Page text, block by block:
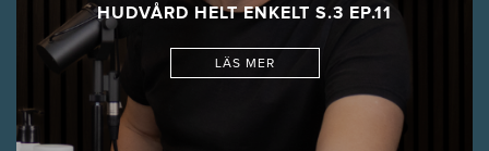
HUDVÅRD HELT ENKELT S.3 EP.11
LÄS MER